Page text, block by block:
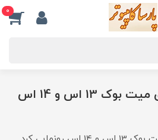
0
هواوی از لپ‌تاپ‌های میت بوک 13 اس و 14 اس